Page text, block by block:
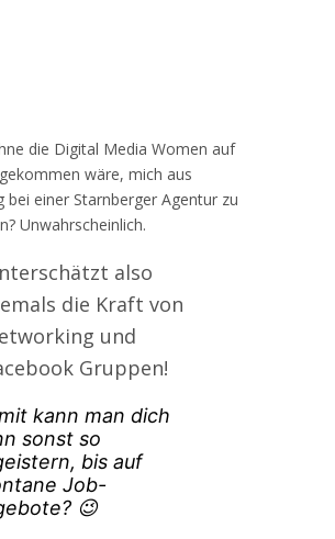
die Digital Media Women auf
wäre, mich aus
bei einer Starnberger Agentur zu
Unwahrscheinlich.
also
die Kraft von
und
Gruppen!
kann man dich
sonst so
bis auf
Job-
😉